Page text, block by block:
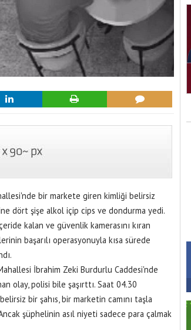
bir markete giren kimliği belirsiz
dört şişe alkol içip cips ve dondurma yedi.
kalan ve güvenlik kamerasını kıran
başarılı operasyonuyla kısa sürede
İbrahim Zeki Burdurlu Caddesi'nde
olay, polisi bile şaşırttı. Saat 04.30
bir şahıs, bir marketin camını taşla
şüphelinin asıl niyeti sadece para çalmak